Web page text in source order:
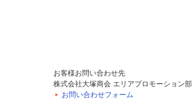
お客様お問い合わせ先
株式会社大塚商会 エリアプロモーション部
お問い合わせフォーム